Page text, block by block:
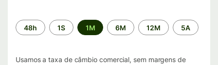
Período
de
48h 1S 1M 6M 12M 5A
Usamos a taxa de câmbio comercial, sem margens de